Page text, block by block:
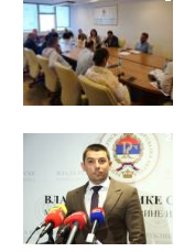
2